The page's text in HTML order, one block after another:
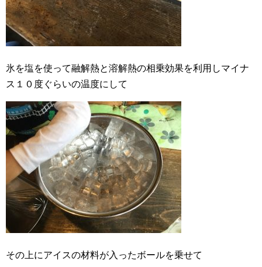
氷を塩を使って融解熱と溶解熱の相乗効果を利用しマイナ
ス１０度ぐらいの温度にして
その上にアイスの材料が入ったボールを乗せて